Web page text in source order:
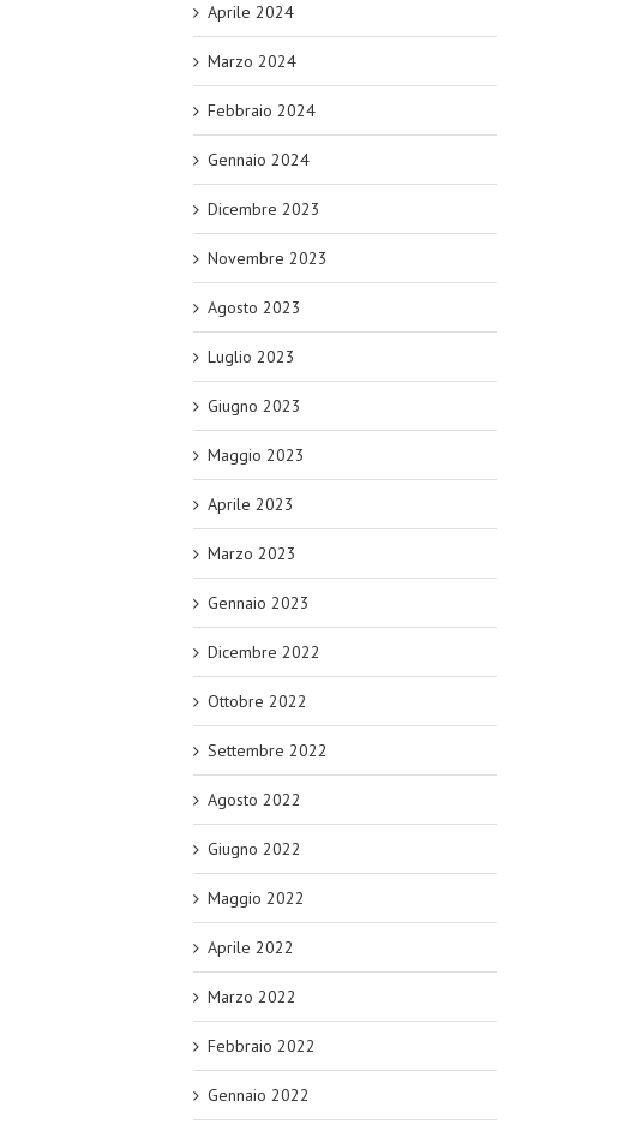
Aprile 2024
Marzo 2024
Febbraio 2024
Gennaio 2024
Dicembre 2023
Novembre 2023
Agosto 2023
Luglio 2023
Giugno 2023
Maggio 2023
Aprile 2023
Marzo 2023
Gennaio 2023
Dicembre 2022
Ottobre 2022
Settembre 2022
Agosto 2022
Giugno 2022
Maggio 2022
Aprile 2022
Marzo 2022
Febbraio 2022
Gennaio 2022